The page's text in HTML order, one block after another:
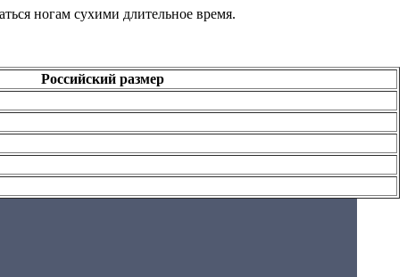
ногам сухими длительное время.
Российский размер